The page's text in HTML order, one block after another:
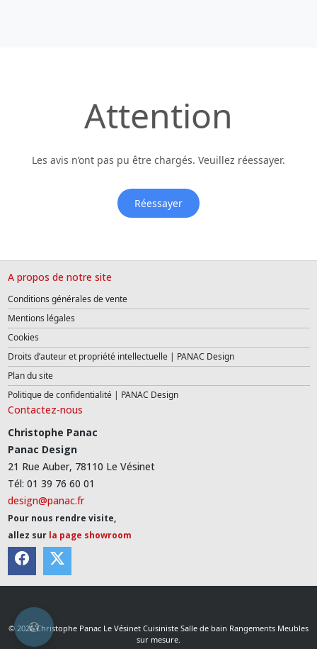
Attention
Les avis n’ont pas pu être chargés. Veuillez réessayer.
Réessayer
A propos de notre site
Conditions générales de vente
Mentions légales
Cookies
Droits d’auteur et propriété intellectuelle | PANAC Design
Plan du site
Politique de confidentialité | PANAC Design
Contactez-nous
Christophe Panac
Panac Design
21 Rue Auber, 78110 Le Vésinet
Tél: 01 39 76 60 01
design@panac.fr
Pour nous rendre visite,
allez sur la page showroom
© 2026 Christophe Panac Le Vésinet Cuisiniste Salle de bain Rangements Meubles
sur mesure.